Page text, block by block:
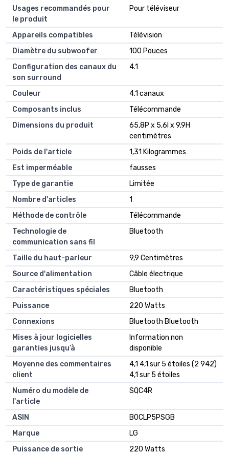
Usages recommandés pour
le produit
‎Pour téléviseur
Appareils compatibles
‎Télévision
Diamètre du subwoofer
‎100 Pouces
Configuration des canaux du
son surround
‎4.1
Couleur
‎4.1 canaux
Composants inclus
‎Télécommande
Dimensions du produit
‎65,8P x 5,6l x 9,9H
centimètres
Poids de l'article
‎1,31 Kilogrammes
Est imperméable
‎fausses
Type de garantie
‎Limitée
Nombre d'articles
‎1
Méthode de contrôle
‎Télécommande
Technologie de
communication sans fil
‎Bluetooth
Taille du haut-parleur
‎9,9 Centimètres
Source d'alimentation
‎Câble électrique
Caractéristiques spéciales
‎Bluetooth
Puissance
‎220 Watts
Connexions
‎Bluetooth Bluetooth
Mises à jour logicielles
garanties jusqu’à
‎Information non
disponible
Moyenne des commentaires
client
4,1 4,1 sur 5 étoiles (2 942)
4,1 sur 5 étoiles
Numéro du modèle de
l'article
SQC4R
ASIN
B0CLP5PSGB
Marque
LG
Puissance de sortie
220 Watts